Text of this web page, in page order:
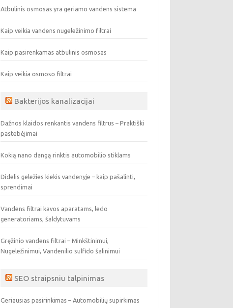
Atbulinis osmosas yra geriamo vandens sistema
Kaip veikia vandens nugeležinimo filtrai
Kaip pasirenkamas atbulinis osmosas
Kaip veikia osmoso filtrai
Bakterijos kanalizacijai
Dažnos klaidos renkantis vandens filtrus – Praktiški
pastebėjimai
Kokią nano dangą rinktis automobilio stiklams
Didelis geležies kiekis vandenyje – kaip pašalinti,
sprendimai
Vandens filtrai kavos aparatams, ledo
generatoriams, šaldytuvams
Gręžinio vandens filtrai – Minkštinimui,
Nugeležinimui, Vandenilio sulfido šalinimui
SEO straipsniu talpinimas
Geriausias pasirinkimas – Automobilių supirkimas